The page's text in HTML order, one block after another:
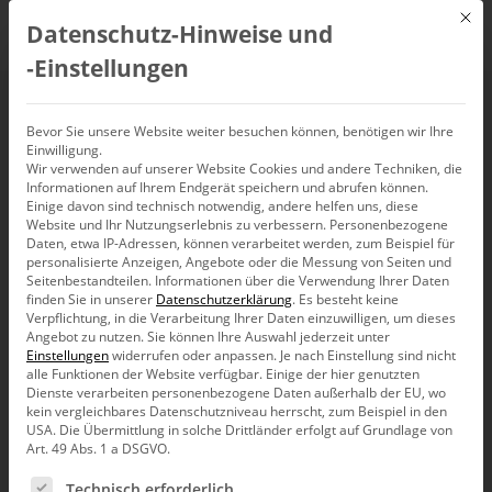
Handelsblatt
Bella berät
Mit
Datenschutz-Hinweise und
‑Einstellungen
Bevor Sie unsere Website weiter besuchen können, benötigen wir Ihre
Einwilligung.
Wir verwenden auf unserer Website Cookies und andere Techniken, die
Informationen auf Ihrem Endgerät speichern und abrufen können.
Einige davon sind technisch notwendig, andere helfen uns, diese
Website und Ihr Nutzungserlebnis zu verbessern. Personenbezogene
Daten, etwa IP-Adressen, können verarbeitet werden, zum Beispiel für
personalisierte Anzeigen, Angebote oder die Messung von Seiten und
Seitenbestandteilen. Informationen über die Verwendung Ihrer Daten
finden Sie in unserer Datenschutzerklärung. Es besteht keine
Verpflichtung, in die Verarbeitung Ihrer Daten einzuwilligen, um dieses
Angebot zu nutzen.Sie können Ihre Auswahl jederzeit unter
Einstellungenwiderrufen oder anpassen. Je nach Einstellung sind nicht
alle Funktionen der Website verfügbar. Einige der hier genutzten
Dienste verarbeiten personenbezogene Daten außerhalb der EU, wo
kein vergleichbares Datenschutzniveau herrscht, zum Beispiel in den
USA. Die Übermittlung in solche Drittländer erfolgt auf Grundlage von
Art. 49 Abs. 1 a DSGVO.
Es folgt eine Liste der Service-Gruppen, für die eine